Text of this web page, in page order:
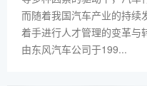
而随着我国汽车产业的持续
着手进行人才管理的变革
由东风汽车公司于199...